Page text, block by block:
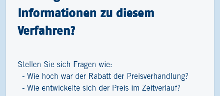
Informationen zu diesem
Verfahren?
Stellen Sie sich Fragen wie:
Wie hoch war der Rabatt der Preisverhandlung?
Wie entwickelte sich der Preis im Zeitverlauf?